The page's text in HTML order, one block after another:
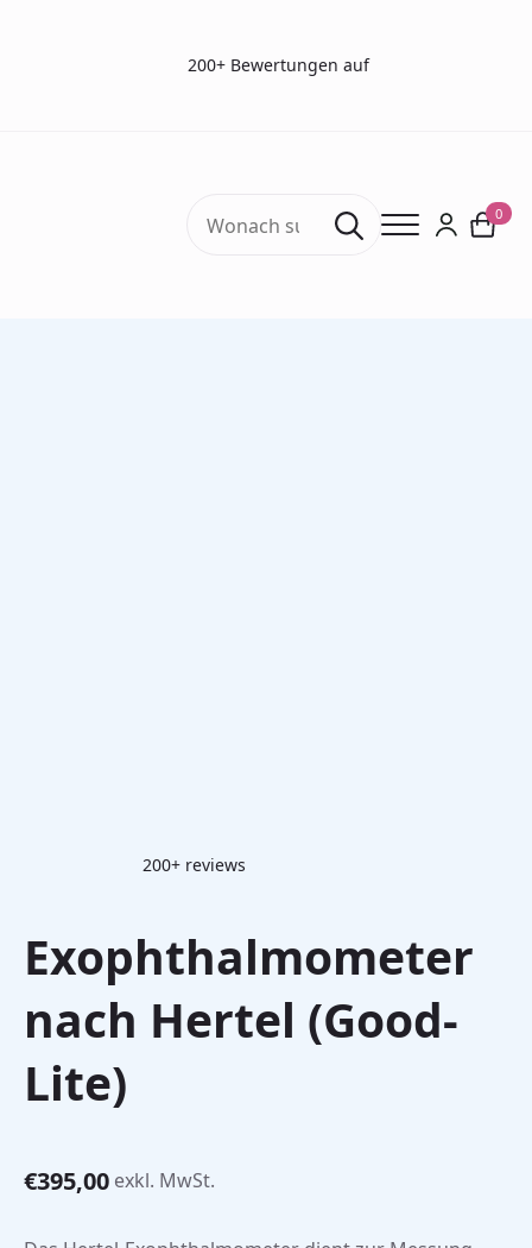
200+ Bewertungen auf
Search
for:
0
Optische Instrumente
200+ reviews
Exophthalmometer
nach Hertel (Good-
Lite)
€395,00 exkl. MwSt.